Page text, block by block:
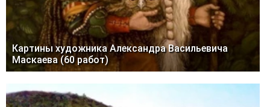
Картины художника Александра Васильевича
Маскаева (60 работ)